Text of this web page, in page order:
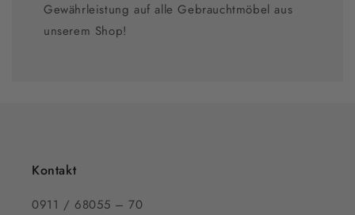
Gewährleistung auf alle Gebrauchtmöbel aus
unserem Shop!
Kontakt
0911 / 68055 – 70